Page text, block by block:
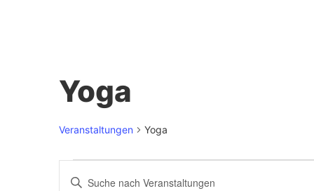
Yoga
Veranstaltungen Yoga
Veranstaltungen
Bitte
Schlüsselwort